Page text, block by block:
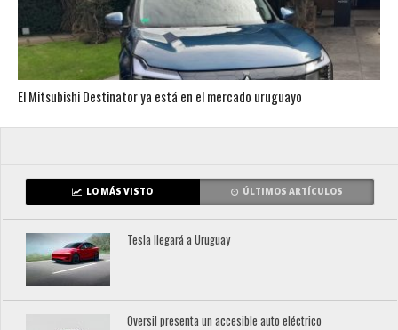
El Mitsubishi Destinator ya está en el mercado uruguayo
LO MÁS VISTO ÚLTIMOS ARTÍCULOS
Tesla llegará a Uruguay
Oversil presenta un accesible auto eléctrico